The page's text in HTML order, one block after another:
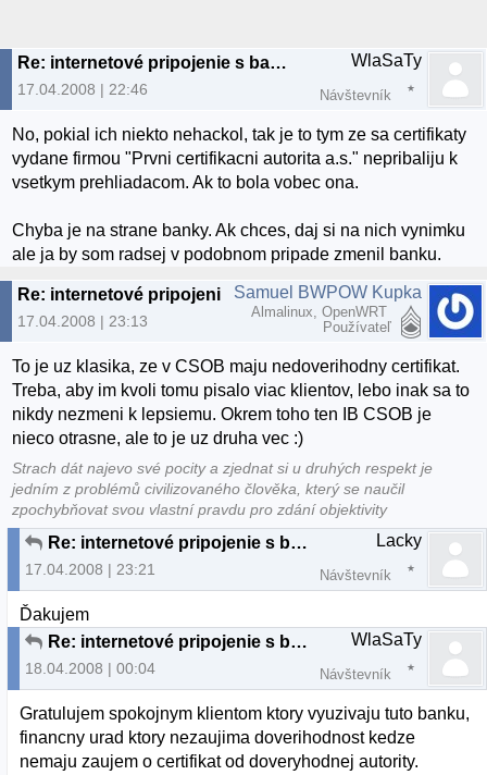
Re: internetové pripojenie s bankou
17.04.2008 | 22:46
WlaSaTy
Návštevník
No, pokial ich niekto nehackol, tak je to tym ze sa certifikaty
vydane firmou "Prvni certifikacni autorita a.s." nepribaliju k
vsetkym prehliadacom. Ak to bola vobec ona.
Chyba je na strane banky. Ak chces, daj si na nich vynimku
ale ja by som radsej v podobnom pripade zmenil banku.
Re: internetové pripojenie s bankou
17.04.2008 | 23:13
Samuel BWPOW Kupka
Almalinux, OpenWRT
Používateľ
To je uz klasika, ze v CSOB maju nedoverihodny certifikat.
Treba, aby im kvoli tomu pisalo viac klientov, lebo inak sa to
nikdy nezmeni k lepsiemu. Okrem toho ten IB CSOB je
nieco otrasne, ale to je uz druha vec :)
Strach dát najevo své pocity a zjednat si u druhých respekt je
jedním z problémů civilizovaného člověka, který se naučil
zpochybňovat svou vlastní pravdu pro zdání objektivity
Re: internetové pripojenie s bankou
17.04.2008 | 23:21
Lacky
Návštevník
Ďakujem
Re: internetové pripojenie s bankou
18.04.2008 | 00:04
WlaSaTy
Návštevník
Gratulujem spokojnym klientom ktory vyuzivaju tuto banku,
financny urad ktory nezaujima doverihodnost kedze
nemaju zaujem o certifikat od doveryhodnej autority.